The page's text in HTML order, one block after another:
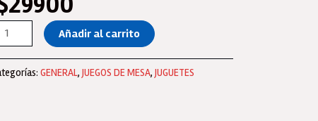
Añadir al carrito
GENERAL, JUEGOS DE MESA, JUGUETES